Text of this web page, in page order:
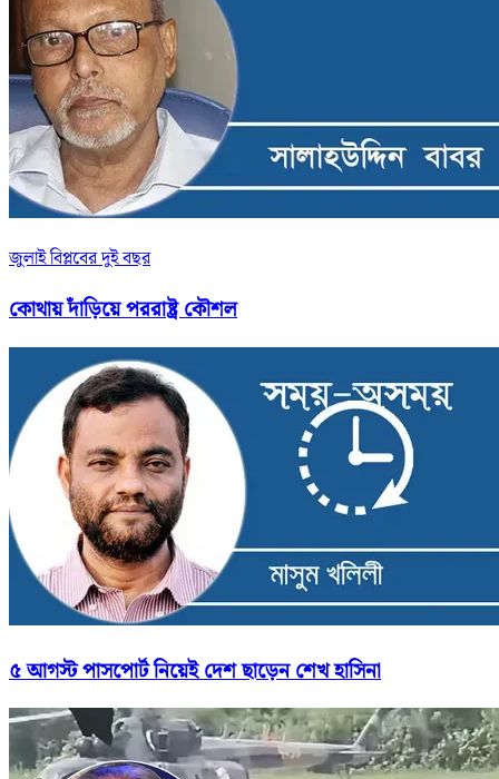
জুলাই বিপ্লবের দুই বছর
কোথায় দাঁড়িয়ে পররাষ্ট্র কৌশল
৫ আগস্ট পাসপোর্ট নিয়েই দেশ ছাড়েন শেখ হাসিনা